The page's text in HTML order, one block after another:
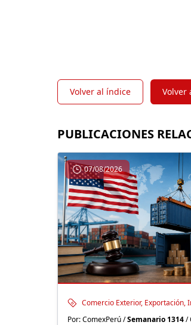
Volver al índice Volver
PUBLICACIONES
07/08/2026
Comercio Exterior, Exportación,
Por: ComexPerú /Semanario 1314/